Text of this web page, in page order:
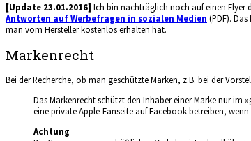
[Update 23.01.2016] Ich bin nachträglich noch auf einen Flyer
Antworten auf Werbefragen in sozialen Medien (PDF).
man vom Hersteller kostenlos erhalten hat.
Markenrecht
Bei der Recherche, ob man geschützte Marken, z.B. bei der
Das Markenrecht schützt den Inhaber einer Marke nur im
eine private Apple-Fanseite auf Facebook betreiben,
Achtung